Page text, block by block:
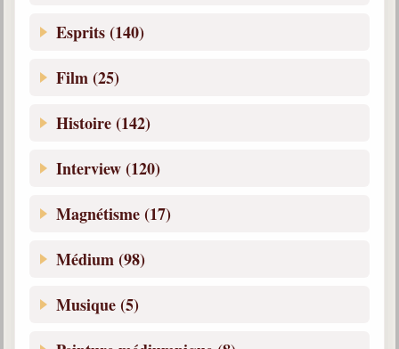
Esprits (140)
Film (25)
Histoire (142)
Interview (120)
Magnétisme (17)
Médium (98)
Musique (5)